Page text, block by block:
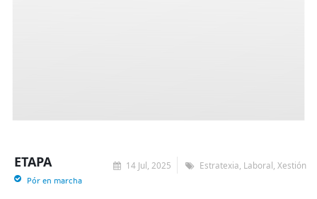
14 Jul, 2025 Estratexia, Laboral, Xestión
ETAPA
Pór en marcha